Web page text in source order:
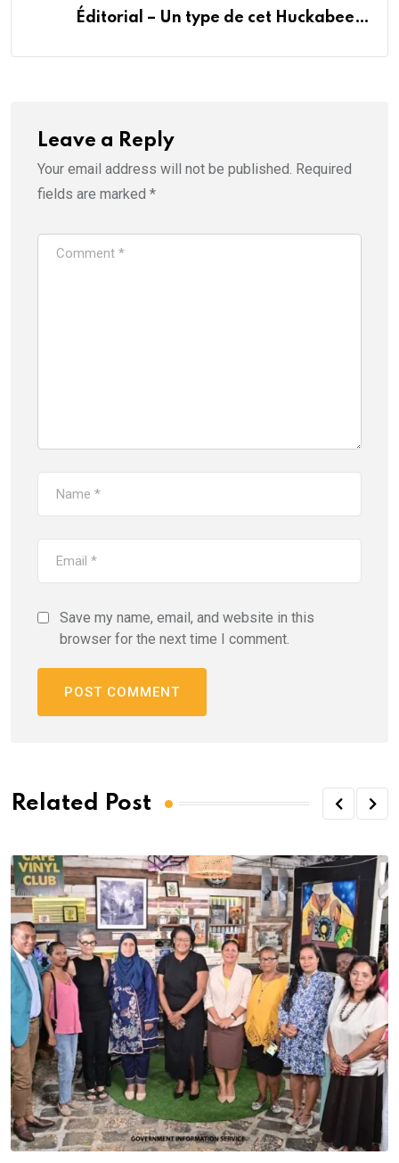
Éditorial – Un type de cet Huckabee…
Leave a Reply
Your email address will not be published. Required
fields are marked *
Save my name, email, and website in this
browser for the next time I comment.
Related Post